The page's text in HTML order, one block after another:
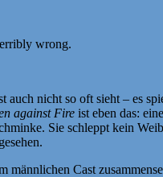
wrong.
nicht so oft sieht – es
against Fire ist eben das:
Sie schleppt kein
Cast